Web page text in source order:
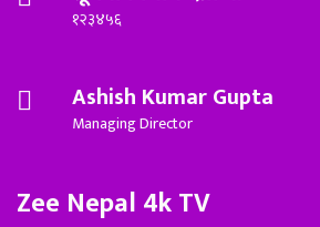
१२३४५६
Ashish Kumar Gupta
Managing Director
Zee Nepal 4k TV